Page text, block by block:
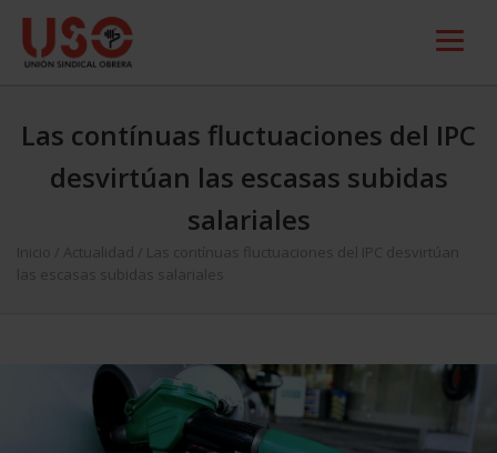
Las contínuas fluctuaciones del IPC
desvirtúan las escasas subidas
salariales
Inicio Actualidad
Las contínuas fluctuaciones del IPC desvirtúan
las escasas subidas salariales